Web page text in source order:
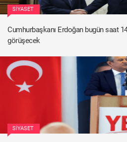
SIYASET
Cumhurbaşkanı Erdoğan bugün saat
görüşecek
SIYASET